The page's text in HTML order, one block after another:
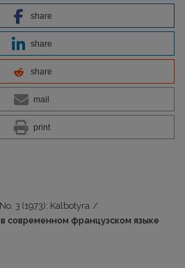
share
share
share
mail
print
3 (1973): Kalbotyra /
современном французском языке